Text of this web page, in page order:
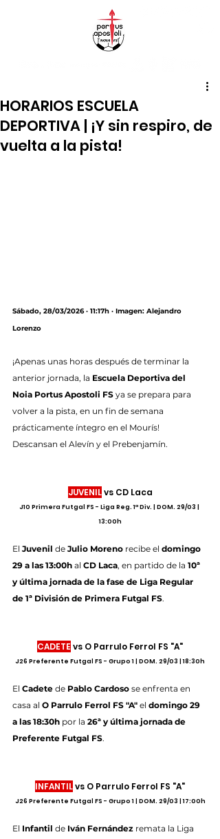
HORARIOS ESCUELA
DEPORTIVA | ¡Y sin respiro, de
vuelta a la pista!
Sábado, 28/03/2026 · 11:17h · Imagen: Alejandro
Lorenzo
¡Apenas unas horas después de terminar la
anterior jornada, la Escuela Deportiva del
Noia Portus Apostoli FS ya se prepara para
volver a la pista, en un fin de semana
prácticamente íntegro en el Mourís!
Descansan el Alevín y el Prebenjamín.
JUVENIL vs CD Laca
J10 Primera Futgal FS - Liga Reg. 1ª Div. | DOM. 29/03 |
13:00h
El Juvenil de Julio Moreno recibe el domingo
29 a las 13:00h al CD Laca, en partido de la 10ª
y última jornada de la fase de Liga Regular
de 1ª División de Primera Futgal FS.
CADETE vs O Parrulo Ferrol FS "A"
J26 Preferente Futgal FS - Grupo 1 | DOM. 29/03 | 18:30h
El Cadete de Pablo Cardoso se enfrenta en
casa al O Parrulo Ferrol FS "A" el domingo 29
a las 18:30h por la 26ª y última jornada de
Preferente Futgal FS.
INFANTIL vs O Parrulo Ferrol FS "A"
J26 Preferente Futgal FS - Grupo 1 | DOM. 29/03 | 17:00h
El Infantil de Iván Fernández remata la Liga